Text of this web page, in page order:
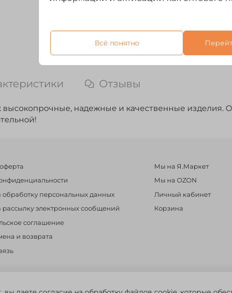
Отзывы
высокопрочные, надежные и качественные
обработку персональных данных
рассылку электронных сообщений
соглашение
и возврата
Мы на Я.Маркет
Мы на OZON
Личный кабинет
Корзина
магазин. Товары для рыбалки, охоты и активного отдыха.
Всё понятно